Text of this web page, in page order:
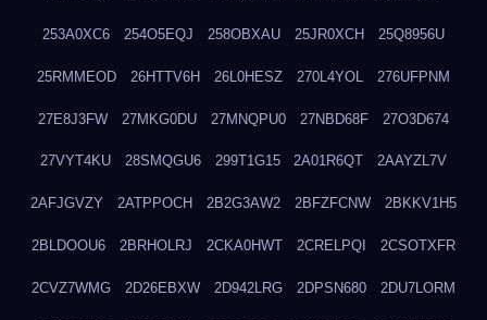
253A0XC6 254O5EQJ 258OBXAU 25JR0XCH 25Q8956U
25RMMEOD 26HTTV6H 26L0HESZ 270L4YOL 276UFPNM
27E8J3FW 27MKG0DU 27MNQPU0 27NBD68F 27O3D674
27VYT4KU 28SMQGU6 299T1G15 2A01R6QT 2AAYZL7V
2AFJGVZY 2ATPPOCH 2B2G3AW2 2BFZFCNW 2BKKV1H5
2BLDOOU6 2BRHOLRJ 2CKA0HWT 2CRELPQI 2CSOTXFR
2CVZ7WMG 2D26EBXW 2D942LRG 2DPSN680 2DU7LORM